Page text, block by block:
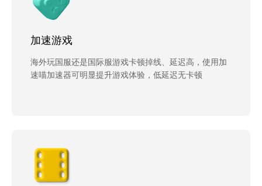
加速游戏
海外玩国服还是国际服游戏卡顿掉线、延迟高，使用加
速喵加速器可明显提升游戏体验，低延迟无卡顿